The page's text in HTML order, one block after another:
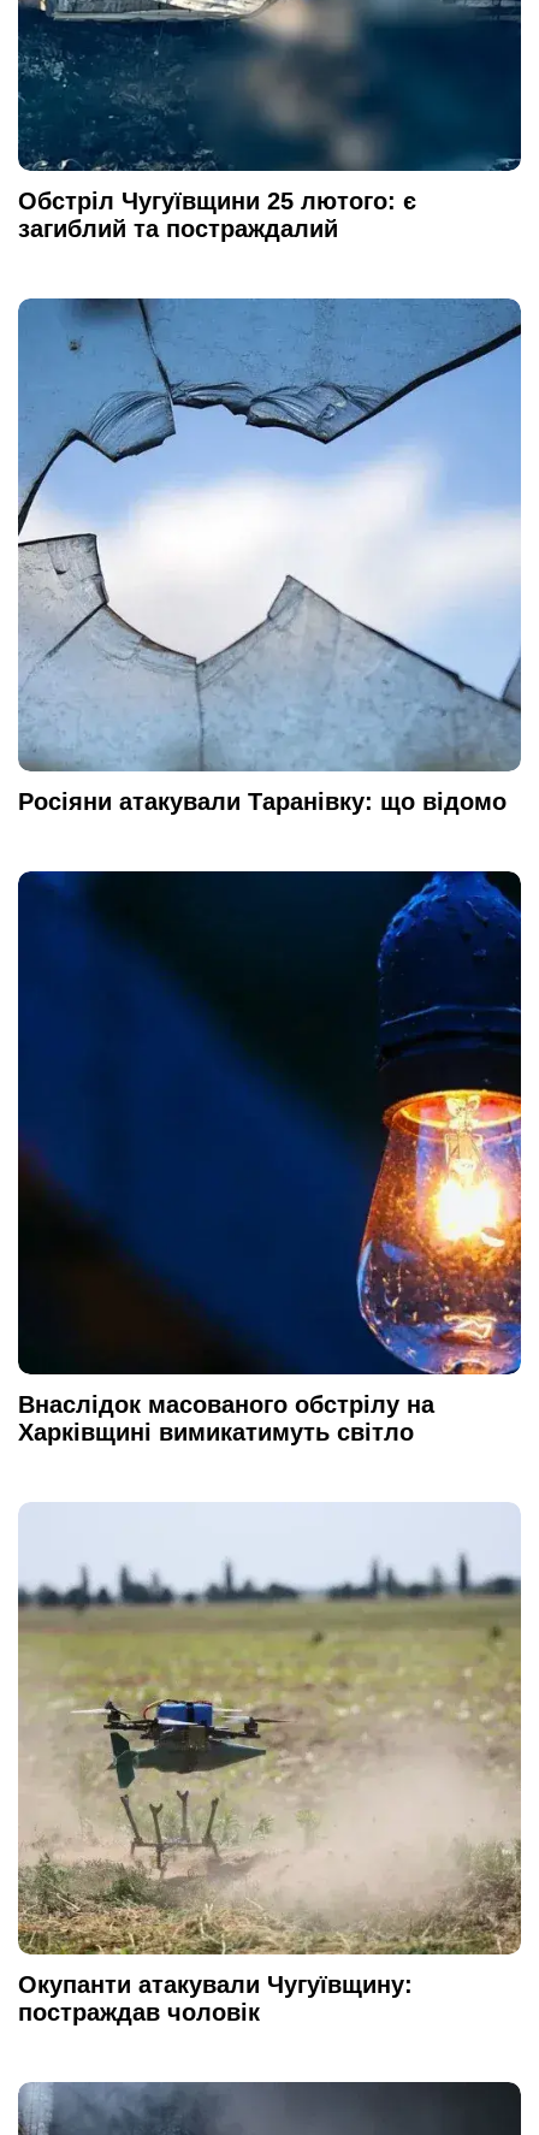
Обстріл Чугуївщини 25 лютого: є
загиблий та постраждалий
Росіяни атакували Таранівку: що відомо
Внаслідок масованого обстрілу на
Харківщині вимикатимуть світло
Окупанти атакували Чугуївщину:
постраждав чоловік